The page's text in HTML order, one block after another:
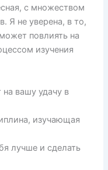
с множеством
Я не уверена, в то,
повлиять на
изучения
на вашу удачу в
изучающая
лучше и сделать